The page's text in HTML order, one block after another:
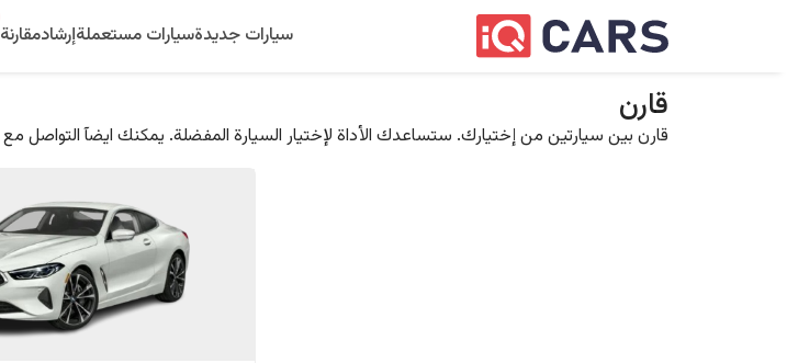
سيارات جديدةسيارات مستعملةإرشادمقارنة
قارن
قارن بين سيارتين من إختيارك. ستساعدك الأداة لإختيار السيارة المفضلة. يمكنك ايضآ التواصل